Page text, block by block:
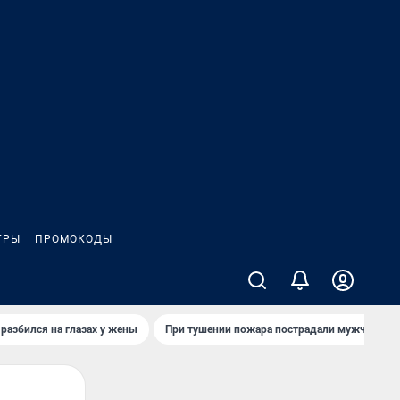
ПРОМОКОДЫ
на глазах у жены При тушении пожара пострадали мужчины